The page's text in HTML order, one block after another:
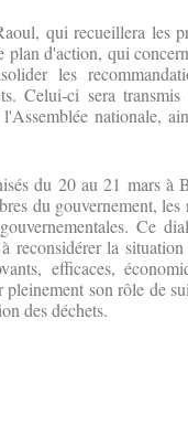
qui recueillera les
plan d'action, qui
les
Celui-ci sera
nationale,
du 20 au 21 mars à
du gouvernement, les
Ce
reconsidérer la
efficaces,
son rôle de
des déchets.